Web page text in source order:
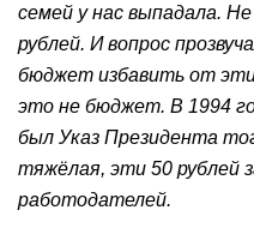
семей у нас выпадала.
рублей. И вопрос
бюджет избавить от
это не бюджет. В 1994
был Указ Президента
тяжёлая, эти 50 рублей
работодателей.